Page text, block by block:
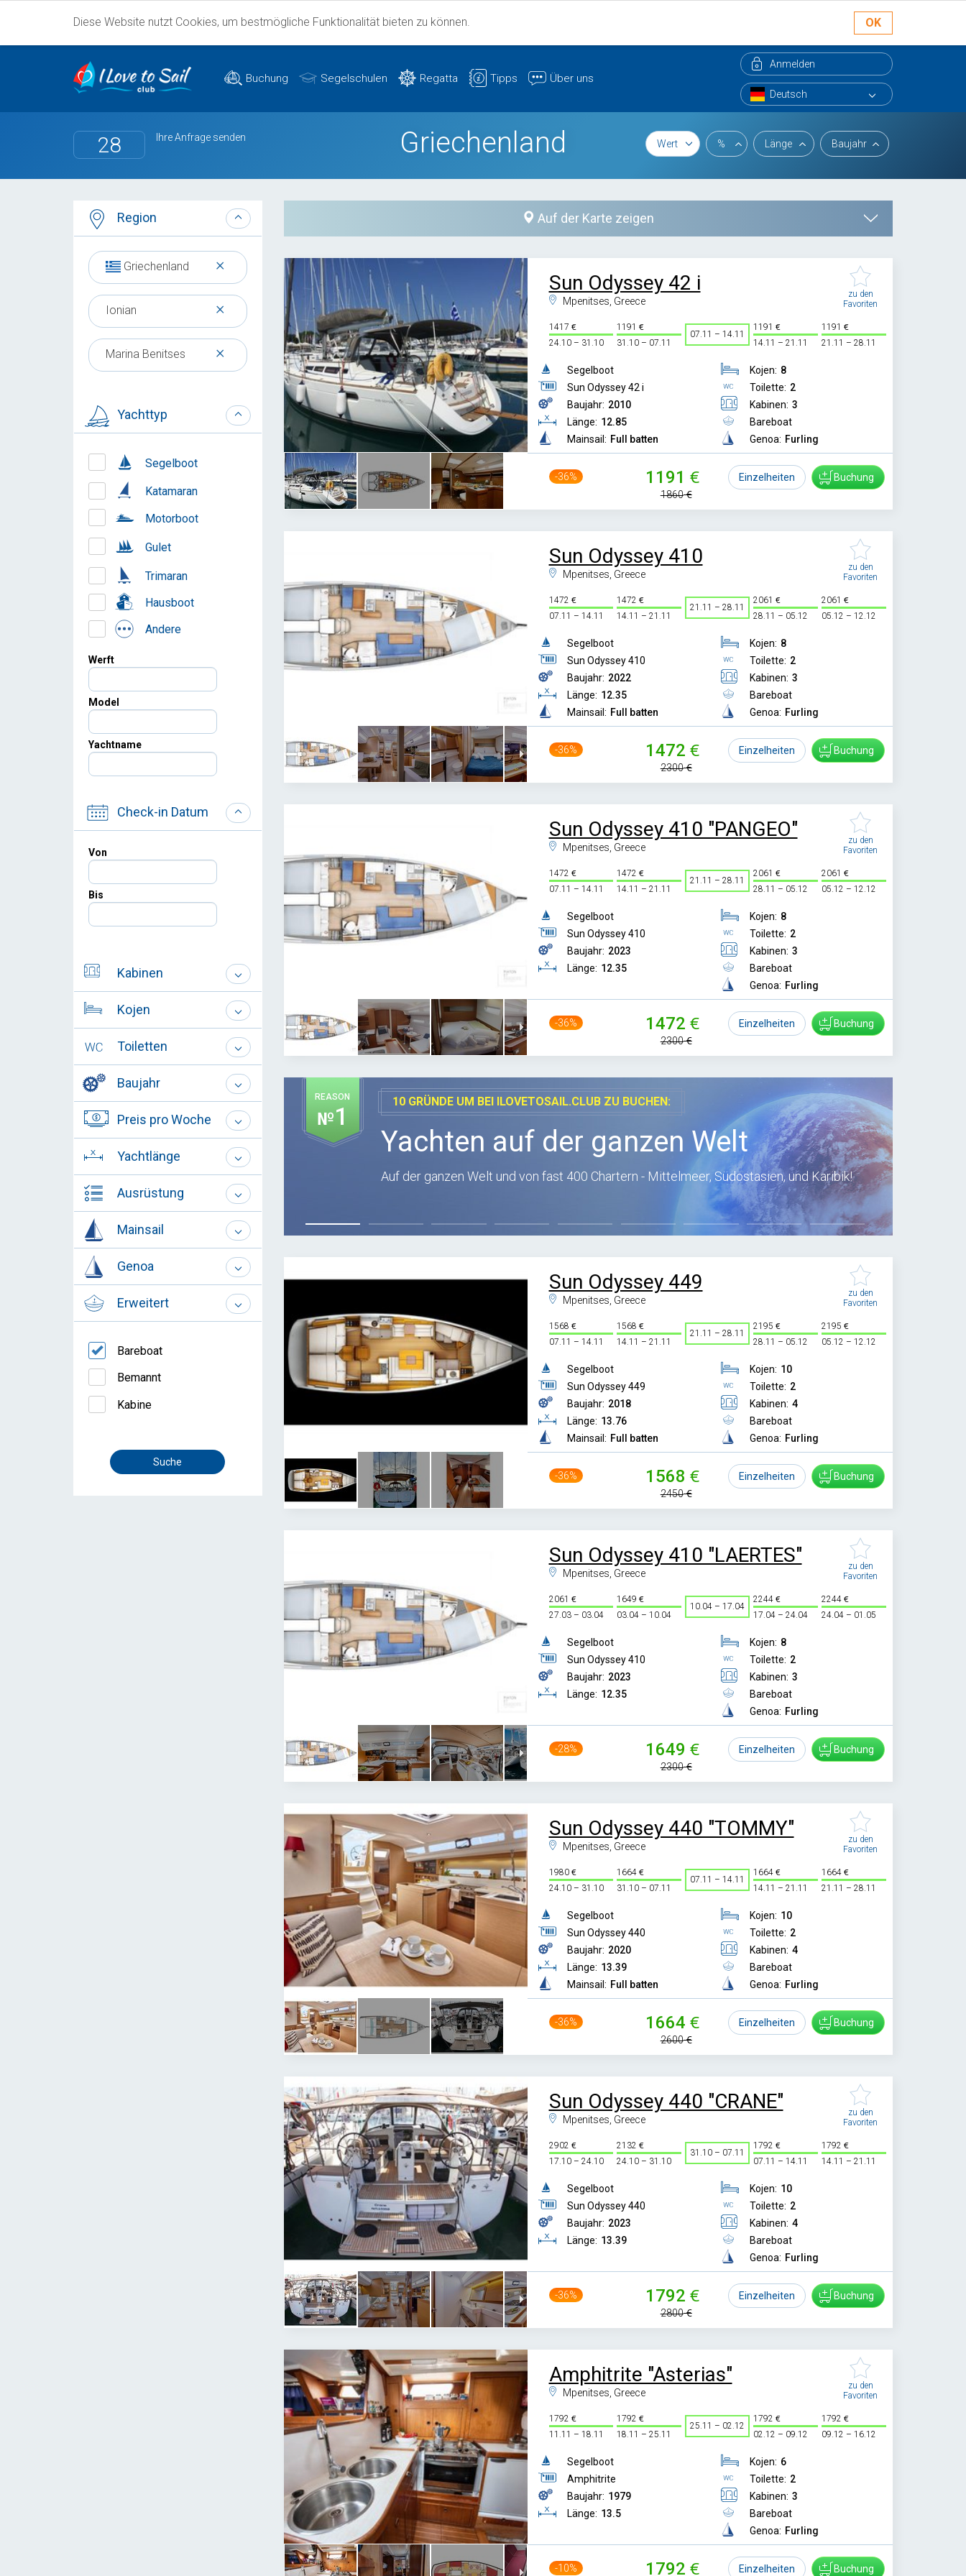
Diese Website nutzt Cookies, um bestmögliche Funktionalität bieten zu können. OK
Buchung Segelschulen Regatta Tipps Über uns
Anmelden
28 Ihre Anfrage senden Griechenland Wert % Länge Baujahr
Region
×
Griechenland
×
Ionian
×
Marina Benitses
Yachttyp
Segelboot
Katamaran
Motorboot
Gulet
Trimaran
Hausboot
Andere
Werft
Model
Yachtname
Check-in Datum
Von
Bis
Kabinen
Kojen
Toiletten
Baujahr
Preis pro Woche
Yachtlänge
Ausrüstung
Mainsail
Genoa
Erweitert
Bareboat
Bemannt
Kabine
Auf der Karte zeigen
Sun Odyssey 42 i
Mpenitses, Greece
zu den
Favoriten
1417
24.10 – 31.10
1191
31.10 – 07.11
07.11 – 14.11
1191
14.11 – 21.11
1191
21.11 – 28.11
Segelboot
Sun Odyssey 42 i
Baujahr: 2010
Länge: 12.85
Mainsail: Full batten
Kojen: 8
Toilette: 2
Kabinen: 3
Bareboat
Genoa: Furling
-36% 1191
1860
Einzelheiten Buchung
Sun Odyssey 410
Mpenitses, Greece
zu den
Favoriten
1472
07.11 – 14.11
1472
14.11 – 21.11
21.11 – 28.11
2061
28.11 – 05.12
2061
05.12 – 12.12
Segelboot
Sun Odyssey 410
Baujahr: 2022
Länge: 12.35
Mainsail: Full batten
Kojen: 8
Toilette: 2
Kabinen: 3
Bareboat
Genoa: Furling
-36% 1472
2300
Einzelheiten Buchung
Sun Odyssey 410 "PANGEO"
Mpenitses, Greece
zu den
Favoriten
1472
07.11 – 14.11
1472
14.11 – 21.11
21.11 – 28.11
2061
28.11 – 05.12
2061
05.12 – 12.12
Segelboot
Sun Odyssey 410
Baujahr: 2023
Länge: 12.35
Kojen: 8
Toilette: 2
Kabinen: 3
Bareboat
Genoa: Furling
-36% 1472
2300
Einzelheiten Buchung
REASON
№1
10 GRÜNDE UM BEI ILOVETOSAIL.CLUB ZU BUCHEN:
Yachten auf der ganzen Welt
Auf der ganzen Welt und von fast 400 Chartern - Mittelmeer, Südostasien, und Karibik!
Sun Odyssey 449
Mpenitses, Greece
zu den
Favoriten
1568
07.11 – 14.11
1568
14.11 – 21.11
21.11 – 28.11
2195
28.11 – 05.12
2195
05.12 – 12.12
Segelboot
Sun Odyssey 449
Baujahr: 2018
Länge: 13.76
Mainsail: Full batten
Kojen: 10
Toilette: 2
Kabinen: 4
Bareboat
Genoa: Furling
-36% 1568
2450
Einzelheiten Buchung
Sun Odyssey 410 "LAERTES"
Mpenitses, Greece
zu den
Favoriten
2061
27.03 – 03.04
1649
03.04 – 10.04
10.04 – 17.04
2244
17.04 – 24.04
2244
24.04 – 01.05
Segelboot
Sun Odyssey 410
Baujahr: 2023
Länge: 12.35
Kojen: 8
Toilette: 2
Kabinen: 3
Bareboat
Genoa: Furling
-28% 1649
2300
Einzelheiten Buchung
Sun Odyssey 440 "TOMMY"
Mpenitses, Greece
zu den
Favoriten
1980
24.10 – 31.10
1664
31.10 – 07.11
07.11 – 14.11
1664
14.11 – 21.11
1664
21.11 – 28.11
Segelboot
Sun Odyssey 440
Baujahr: 2020
Länge: 13.39
Mainsail: Full batten
Kojen: 10
Toilette: 2
Kabinen: 4
Bareboat
Genoa: Furling
-36% 1664
2600
Einzelheiten Buchung
Sun Odyssey 440 "CRANE"
Mpenitses, Greece
zu den
Favoriten
2902
17.10 – 24.10
2132
24.10 – 31.10
31.10 – 07.11
1792
07.11 – 14.11
1792
14.11 – 21.11
Segelboot
Sun Odyssey 440
Baujahr: 2023
Länge: 13.39
Kojen: 10
Toilette: 2
Kabinen: 4
Bareboat
Genoa: Furling
-36% 1792
2800
Einzelheiten Buchung
Amphitrite "Asterias"
Mpenitses, Greece
zu den
Favoriten
1792
11.11 – 18.11
1792
18.11 – 25.11
25.11 – 02.12
1792
02.12 – 09.12
1792
09.12 – 16.12
Segelboot
Amphitrite
Baujahr: 1979
Länge: 13.5
Kojen: 6
Toilette: 2
Kabinen: 3
Bareboat
Genoa: Furling
-10% 1792 Einzelheiten Buchung